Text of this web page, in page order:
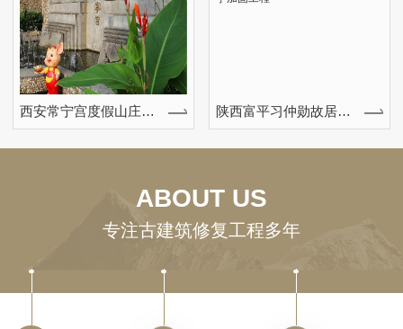
西安常宁宫度假山庄油漆外墙无损清洗 陕西富平习仲勋故居纪念馆仿古建筑木结构作旧保护工程/夯土墙化学加固工程
ABOUT US
专注古建筑修复工程多年